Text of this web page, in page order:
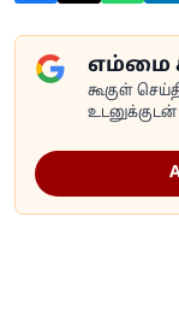
எம்மை
கூகுள்
உடனுக்குடன்